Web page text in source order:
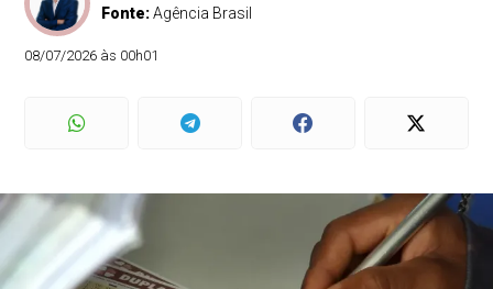
Fonte:Agência Brasil
08/07/2026 às 00h01